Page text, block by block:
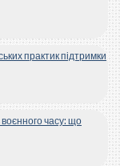
практик підтримки
воєнного часу: що